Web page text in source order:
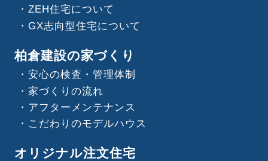
ZEH住宅について
GX志向型住宅について
柏倉建設の家づくり
安心の検査・管理体制
家づくりの流れ
アフターメンテナンス
こだわりのモデルハウス
オリジナル注文住宅